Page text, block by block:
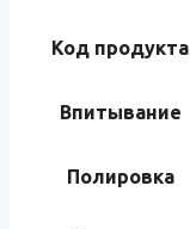
Код продукта
Впитывание
Полировка